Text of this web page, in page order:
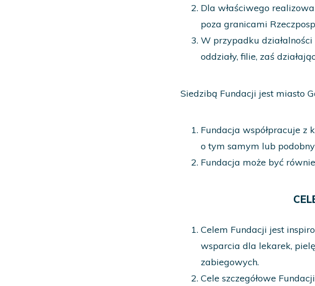
Dla właściwego
poza granicami
W przypadku
oddziały, filie, zaś
Siedzibą Fundacji jest miasto
Fundacja współpracuje
o tym samym lub
Fundacja może być
Celem Fundacji jest
wsparcia dla lekarek,
zabiegowych.
Cele szczegółowe